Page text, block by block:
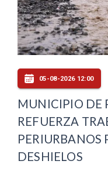
05-08-2026 12:00
MUNICIPIO DE
REFUERZA
PERIURBANOS
DESHIELOS